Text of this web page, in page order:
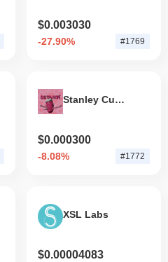
$0.003030
-27.90% #1769
Stanley Cup Coin
$0.000300
-8.08% #1772
XSL Labs
$0.00004083